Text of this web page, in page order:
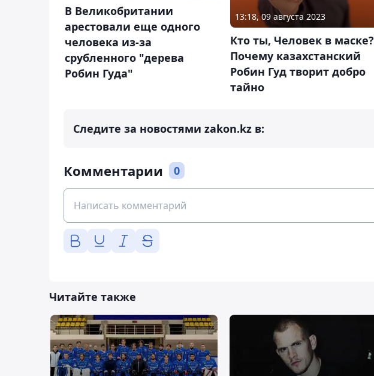
В Великобритании
арестовали еще одного
человека из-за
срубленного "дерева
Робин Гуда"
13:18, 09 августа 2023
Кто ты, Человек в маске?
Почему казахстанский
Робин Гуд творит добро
тайно
Следите за новостями zakon.kz в:
Комментарии 0
Читайте также